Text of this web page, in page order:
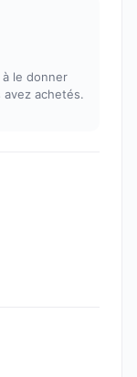
le donner
achetés.